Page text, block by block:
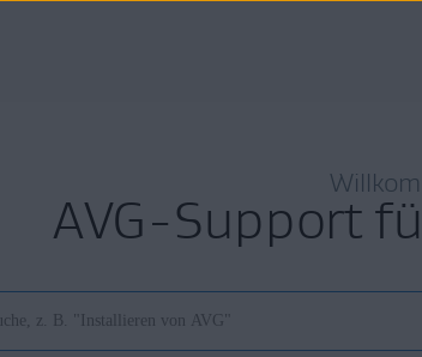
AVG-Support